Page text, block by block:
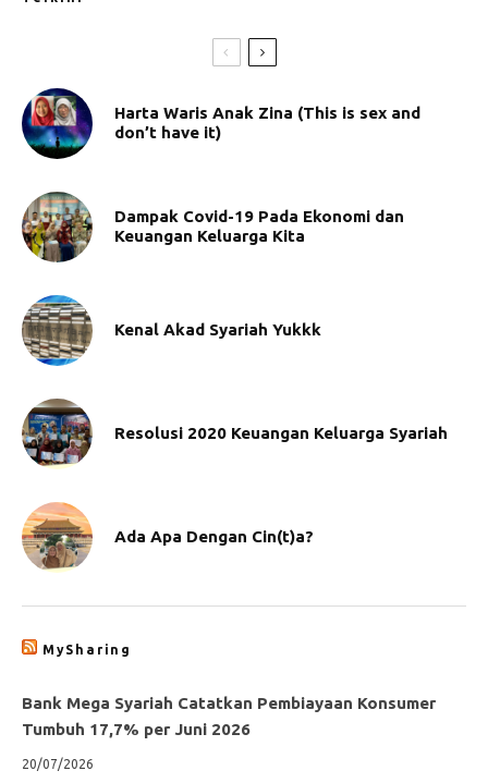
Harta Waris Anak Zina (This is sex and
don’t have it)
Dampak Covid-19 Pada Ekonomi dan
Keuangan Keluarga Kita
Kenal Akad Syariah Yukkk
Resolusi 2020 Keuangan Keluarga Syariah
Ada Apa Dengan Cin(t)a?
MySharing
Bank Mega Syariah Catatkan Pembiayaan Konsumer
Tumbuh 17,7% per Juni 2026
20/07/2026